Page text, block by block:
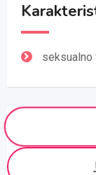
seksualno